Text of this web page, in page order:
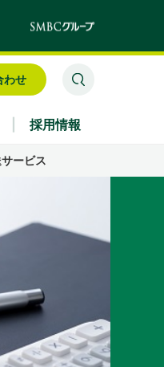
ービス
わせ
採用情報